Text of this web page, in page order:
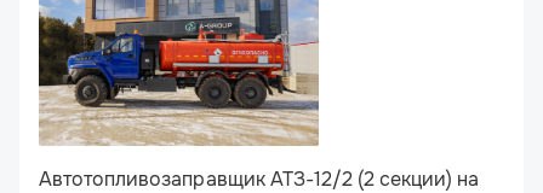
Автотопливозаправщик АТЗ-12/2 (2 секции) на